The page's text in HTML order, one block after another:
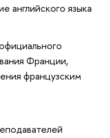
английского языка
Франции,
французским